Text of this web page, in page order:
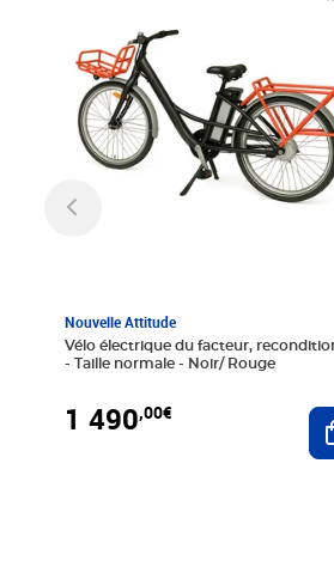
Nouvelle Attitude
Vélo électrique du facteur,
- Taille normale - Noir/ Rouge
1 490,00€